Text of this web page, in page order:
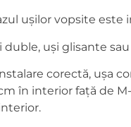
ușilor vopsite este
duble, uși glisante
corectă, ușa
cm în interior față de